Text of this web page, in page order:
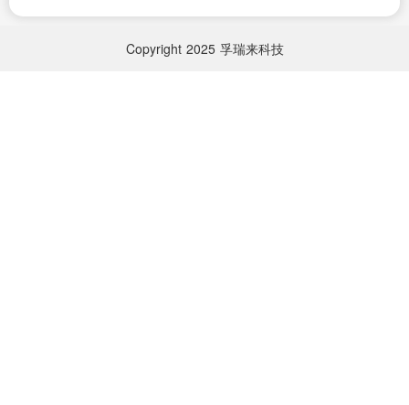
Copyright 2025 孚瑞来科技